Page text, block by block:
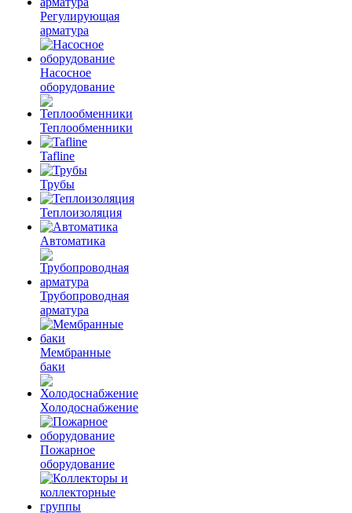
Регулирующая
арматура
Насосное
оборудование
Теплообменники
Tafline
Трубы
Теплоизоляция
Автоматика
Трубопроводная
арматура
Мембранные
баки
Холодоснабжение
Пожарное
оборудование